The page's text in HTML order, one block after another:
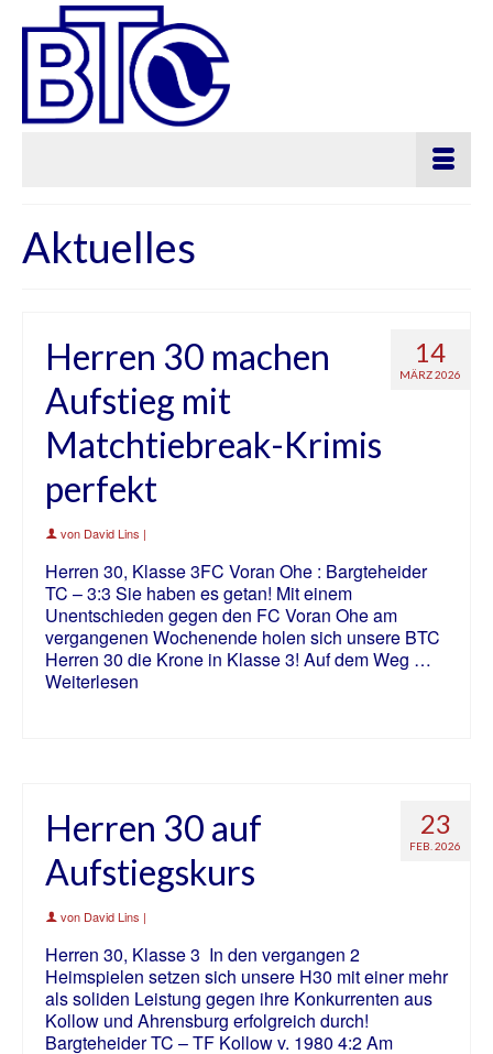
Aktuelles
14
MÄRZ 2026
Herren 30 machen
Aufstieg mit
Matchtiebreak-Krimis
perfekt
von David Lins |
Herren 30, Klasse 3FC Voran Ohe : Bargteheider
TC – 3:3 Sie haben es getan! Mit einem
Unentschieden gegen den FC Voran Ohe am
vergangenen Wochenende holen sich unsere BTC
Herren 30 die Krone in Klasse 3! Auf dem Weg …
Weiterlesen
23
FEB. 2026
Herren 30 auf
Aufstiegskurs
von David Lins |
Herren 30, Klasse 3 In den vergangen 2
Heimspielen setzen sich unsere H30 mit einer mehr
als soliden Leistung gegen ihre Konkurrenten aus
Kollow und Ahrensburg erfolgreich durch!
Bargteheider TC – TF Kollow v. 1980 4:2 Am